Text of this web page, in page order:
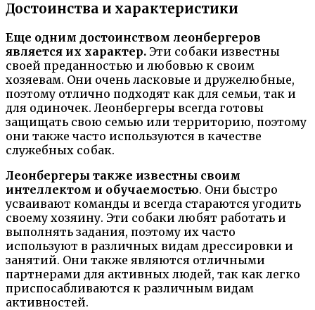
Достоинства и характеристики
Еще одним достоинством леонбергеров
является их характер. Эти собаки известны
своей преданностью и любовью к своим
хозяевам. Они очень ласковые и дружелюбные,
поэтому отлично подходят как для семьи, так и
для одиночек. Леонбергеры всегда готовы
защищать свою семью или территорию, поэтому
они также часто используются в качестве
служебных собак.
Леонбергеры также известны своим
интеллектом и обучаемостью. Они быстро
усваивают команды и всегда стараются угодить
своему хозяину. Эти собаки любят работать и
выполнять задания, поэтому их часто
используют в различных видам дрессировки и
занятий. Они также являются отличными
партнерами для активных людей, так как легко
приспосабливаются к различным видам
активностей.